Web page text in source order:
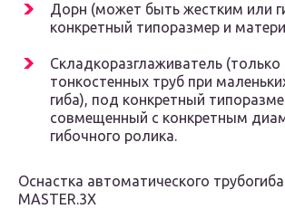
Дорн (может быть жестким или
конкретный типоразмер и
Складкоразглаживатель (только
тонкостенных труб при
гиба), под конкретный
совмещенный с конкретным
гибочного ролика.
Оснастка автоматического
MASTER.3X